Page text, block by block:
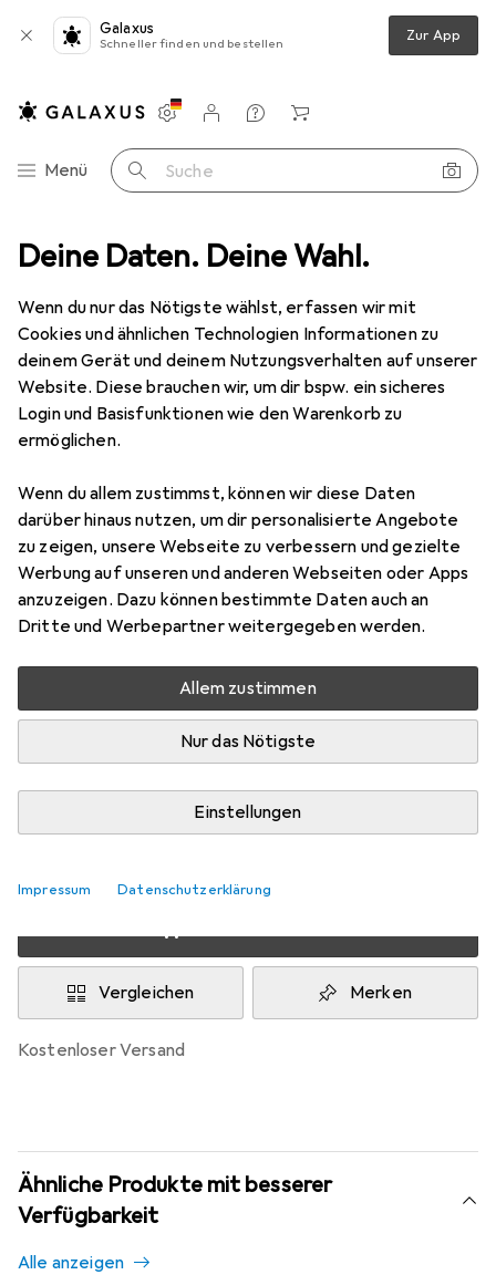
Deine Daten. Deine Wahl.
Wenn du nur das Nötigste wählst, erfassen wir mit
Cookies und ähnlichen Technologien Informationen zu
deinem Gerät und deinem Nutzungsverhalten auf unserer
Website. Diese brauchen wir, um dir bspw. ein sicheres
Login und Basisfunktionen wie den Warenkorb zu
ermöglichen.
Wenn du allem zustimmst, können wir diese Daten
darüber hinaus nutzen, um dir personalisierte Angebote
zu zeigen, unsere Webseite zu verbessern und gezielte
Werbung auf unseren und anderen Webseiten oder Apps
anzuzeigen. Dazu können bestimmte Daten auch an
Dritte und Werbepartner weitergegeben werden.
Allem zustimmen
Nur das Nötigste
Einstellungen
Impressum Datenschutzerklärung
Galaxus
Schneller finden und bestellen Zur App
Navigation nach Kategorien
Menü Suche
Einstellungen
Kundenkonto
Vergleichslisten
Merklisten
Warenkorb
Bolzenschneider + Seitenschneider C.K Magma Kabelschneider
2 Bilder
C.K MagmaKabelschneider
Preis in EUR inkl. MwSt.
EUR
53,30
Schneller lieferbar
Angebot für
EUR
90,85
Mehr von C.K Magma
Zwischen Mo, 24.8. und Mi, 26.8. geliefert
Benachrichtigen, wenn schneller verfügbar
In den Warenkorb
Vergleichen Merken
kostenloser Versand
Ähnliche Produkte mit besserer
Verfügbarkeit
Alle anzeigen